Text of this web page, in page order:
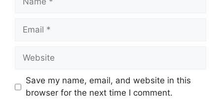
Email
Website
Save my name, email, and website in this
browser for the next time I comment.